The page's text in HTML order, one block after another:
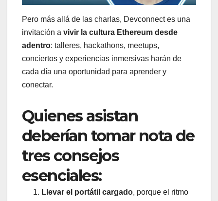
Pero más allá de las charlas, Devconnect es una
invitación a vivir la cultura Ethereum desde
adentro: talleres, hackathons, meetups,
conciertos y experiencias inmersivas harán de
cada día una oportunidad para aprender y
conectar.
Quienes asistan
deberían tomar nota de
tres consejos
esenciales:
Llevar el portátil cargado, porque el ritmo